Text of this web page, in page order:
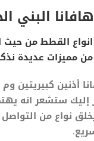
البني
القطط من حيث
مميزات عديدة
أذنين كبيريتين وم
إليك ستشعر انه
نواع من